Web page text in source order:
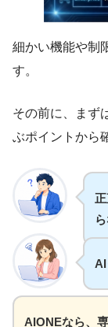
細かい機能や制
す。
その前に、まず
ぶポイントから
AIONEなら、